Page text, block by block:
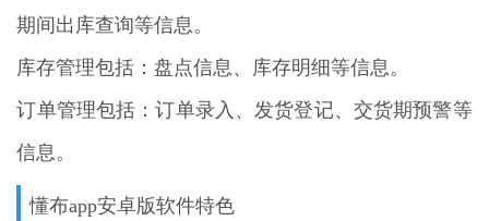
期间出库查询等信息。
库存管理包括：盘点信息、库存明细等信息。
订单管理包括：订单录入、发货登记、交货期预警等
信息。
懂布app安卓版软件特色